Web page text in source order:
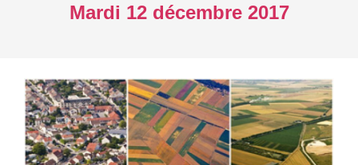
Mardi 12 décembre 2017